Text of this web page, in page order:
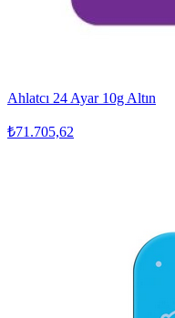
Ahlatcı 24 Ayar 10g Altın
₺71.705,62